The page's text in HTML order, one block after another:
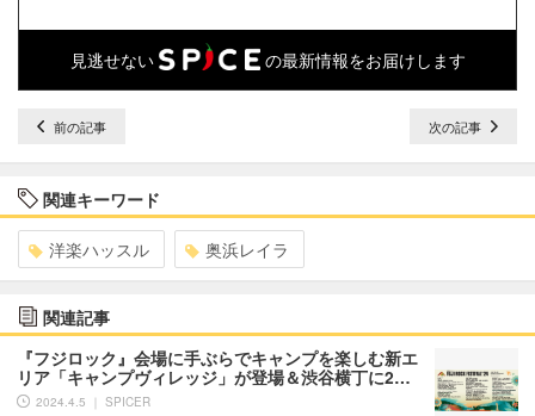
見逃せない の最新情報をお届けします
前の記事 次の記事
関連キーワード
洋楽ハッスル 奥浜レイラ
関連記事
『フジロック』会場に手ぶらでキャンプを楽しむ新エ
リア「キャンプヴィレッジ」が登場＆渋谷横丁に2…
2024.4.5 ｜ SPICER